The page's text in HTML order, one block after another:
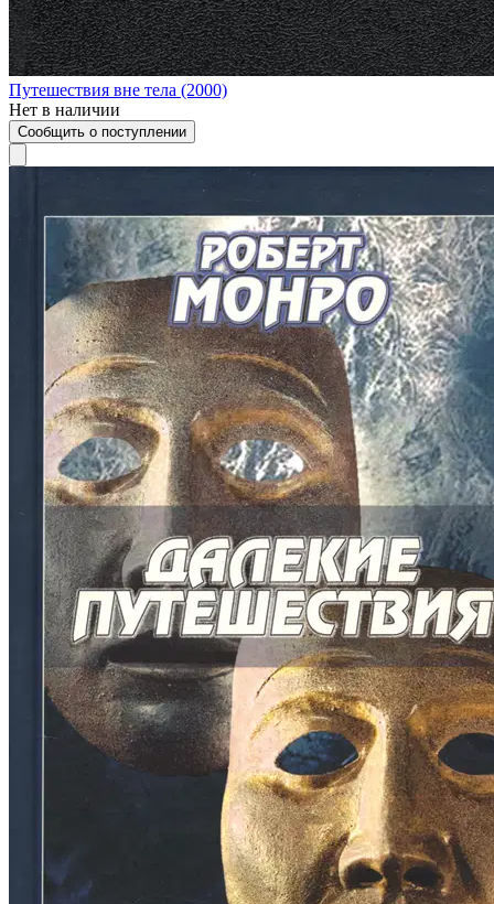
Путешествия вне тела (2000)
Нет в наличии
Сообщить о поступлении